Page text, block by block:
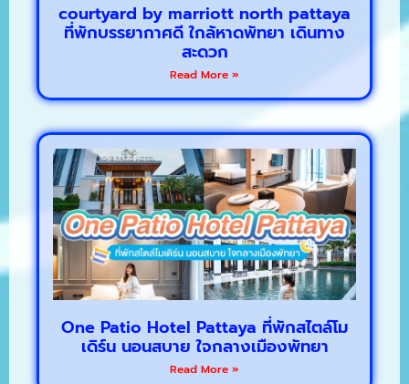
courtyard by marriott north pattaya
ที่พักบรรยากาศดี ใกล้หาดพัทยา เดินทาง
สะดวก
Read More »
One Patio Hotel Pattaya ที่พักสไตล์โม
เดิร์น นอนสบาย ใจกลางเมืองพัทยา
Read More »